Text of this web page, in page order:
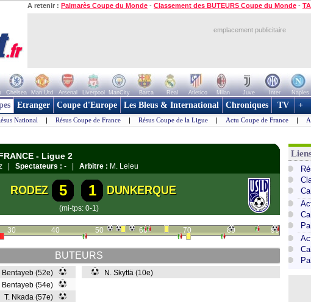
A retenir : Palmarès Coupe du Monde - Classement des BUTEURS Coupe du Monde -
emplacement publicitaire
Chelsea Man Utd Arsenal Liverpool ManCity Barca Real Atletico Milan Juve Inter Naples
Etranger Coupe d'Europe Les Bleus & International Chroniques TV +
National | Résus Coupe de France | Résus Coupe de la Ligue | Actu Coupe de France |
- Ligue 2
| Spectateurs : - | Arbitre : M. Leleu
RODEZ 5 1 DUNKERQUE
(mi-tps: 0-1)
30 40 50 60 70 80 90
BUTEURS
Bentayeb (52e)
Bentayeb (54e)
T. Nkada (57e)
N. Skyttä (10e)